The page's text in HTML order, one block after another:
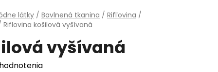
látky / Bavlnená tkanina / Rifľovina /
Riflovina košilová vyšívaná
vyšívaná